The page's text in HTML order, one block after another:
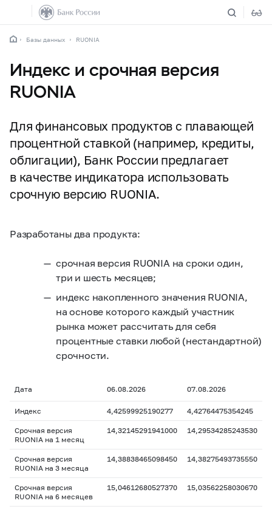
Базы данных RUONIA
Индекс и срочная версия
RUONIA
Для финансовых продуктов с плавающей
процентной ставкой (например, кредиты,
облигации), Банк России предлагает
в качестве индикатора использовать
срочную версию RUONIA.
Разработаны два продукта:
срочная версия RUONIA на сроки один,
три и шесть месяцев;
индекс накопленного значения RUONIA,
на основе которого каждый участник
рынка может рассчитать для себя
процентные ставки любой (нестандартной)
срочности.
Дата 06.08.2026 07.08.2026
Индекс 4,42599925190277 4,42764475354245
Срочная версия
RUONIA на 1 месяц
14,32145291941000 14,29534285243530
Срочная версия
RUONIA на 3 месяца
14,38838465098450 14,38275493735550
Срочная версия
RUONIA на 6 месяцев
15,04612680527370 15,03562258030670